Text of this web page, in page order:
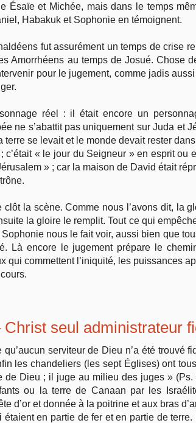
Ésaïe et Michée, mais dans le temps
Habakuk et Sophonie en témoignent.
fut assurément un temps de crise
Amorrhéens au temps de Josué. Chose
pour le jugement, comme jadis
réel : il était encore un
ne s’abattit pas uniquement sur Juda et
terre se levait et le monde devait rester
« le jour du Seigneur » en esprit ou
» ; car la maison de David était
la scène. Comme nous l’avons dit, la
la gloire le remplit. Tout ce qui
nous le fait voir, aussi bien que
Là encore le jugement prépare le
qui commettent l’iniquité, les puissances
seul administrateur
serviteur de Dieu n’a été trouvé
les chandeliers (les sept Églises) ont
Dieu ; il juge au milieu des juges » (Ps.
ou la terre de Canaan par les
d’or et donnée à la poitrine et aux bras
en partie de fer et en partie de